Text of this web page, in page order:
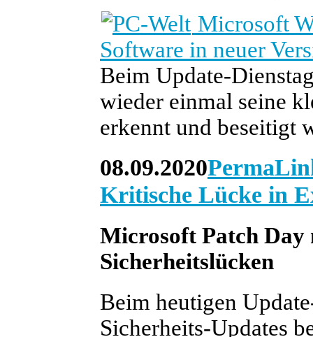
Microsoft
Software in neuer
Beim Update-
wieder einmal seine
erkennt und beseitigt
08.09.2020
Kritische Lücke in
Microsoft Patch Day
Sicherheitslücken
Beim heutigen
Sicherheits-Updates